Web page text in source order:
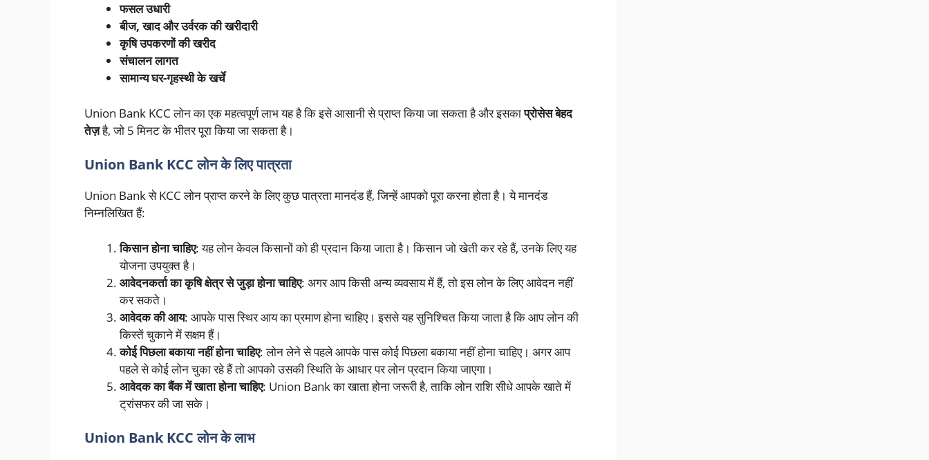
फसल उधारी
बीज, खाद और उर्वरक की खरीदारी
कृषि उपकरणों की खरीद
संचालन लागत
सामान्य घर-गृहस्थी के खर्चे
Union Bank KCC लोन का एक महत्वपूर्ण लाभ यह है कि इसे आसानी से प्राप्त किया जा सकता है और इसकाप्रोसेस बेहद
तेज़है, जो 5 मिनट के भीतर पूरा किया जा सकता है।
Union Bank KCC लोन के लिए पात्रता
Union Bank से KCC लोन प्राप्त करने के लिए कुछ पात्रता मानदंड हैं, जिन्हें आपको पूरा करना होता है। ये मानदंड
निम्नलिखित हैं:
किसान होना चाहिए: यह लोन केवल किसानों को ही प्रदान किया जाता है। किसान जो खेती कर रहे हैं, उनके लिए यह
योजना उपयुक्त है।
आवेदनकर्ता का कृषि क्षेत्र से जुड़ा होना चाहिए: अगर आप किसी अन्य व्यवसाय में हैं, तो इस लोन के लिए आवेदन नहीं
कर सकते।
आवेदक की आय: आपके पास स्थिर आय का प्रमाण होना चाहिए। इससे यह सुनिश्चित किया जाता है कि आप लोन की
किस्तें चुकाने में सक्षम हैं।
कोई पिछला बकाया नहीं होना चाहिए: लोन लेने से पहले आपके पास कोई पिछला बकाया नहीं होना चाहिए। अगर आप
पहले से कोई लोन चुका रहे हैं तो आपको उसकी स्थिति के आधार पर लोन प्रदान किया जाएगा।
आवेदक का बैंक में खाता होना चाहिए: Union Bank का खाता होना जरूरी है, ताकि लोन राशि सीधे आपके खाते में
ट्रांसफर की जा सके।
Union Bank KCC लोन के लाभ